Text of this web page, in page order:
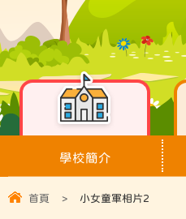
學校簡介
首頁 > 小女童軍相片2